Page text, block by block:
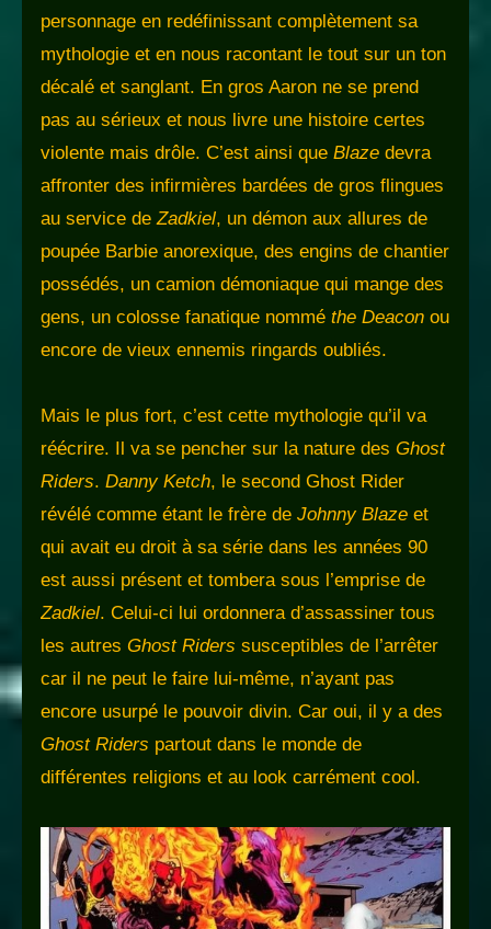
personnage en redéfinissant complètement sa
mythologie et en nous racontant le tout sur un ton
décalé et sanglant. En gros Aaron ne se prend
pas au sérieux et nous livre une histoire certes
violente mais drôle. C’est ainsi que Blaze devra
affronter des infirmières bardées de gros flingues
au service deZadkiel, un démon aux allures de
poupée Barbie anorexique, des engins de chantier
possédés, un camion démoniaque qui mange des
gens, un colosse fanatique nommé the Deacon ou
encore de vieux ennemis ringards oubliés.
Mais le plus fort, c’est cette mythologie qu’il va
réécrire. Il va se pencher sur la nature des Ghost
Riders. Danny Ketch, le second Ghost Rider
révélé comme étant le frère de Johnny Blaze et
qui avait eu droit à sa série dans les années 90
est aussi présent et tombera sous l’emprise de
Zadkiel. Celui-ci lui ordonnera d’assassiner tous
les autres Ghost Riders susceptibles de l’arrêter
car il ne peut le faire lui-même, n’ayant pas
encore usurpé le pouvoir divin. Car oui, il y a des
Ghost Riders partout dans le monde de
différentes religions et au look carrément cool.